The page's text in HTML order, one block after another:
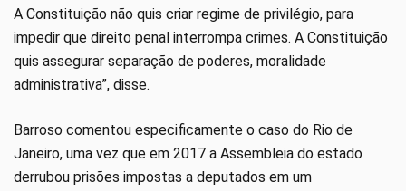
A Constituição não quis criar regime de privilégio, para
impedir que direito penal interrompa crimes. A Constituição
quis assegurar separação de poderes, moralidade
administrativa”, disse.
Barroso comentou especificamente o caso do Rio de
Janeiro, uma vez que em 2017 a Assembleia do estado
derrubou prisões impostas a deputados em um